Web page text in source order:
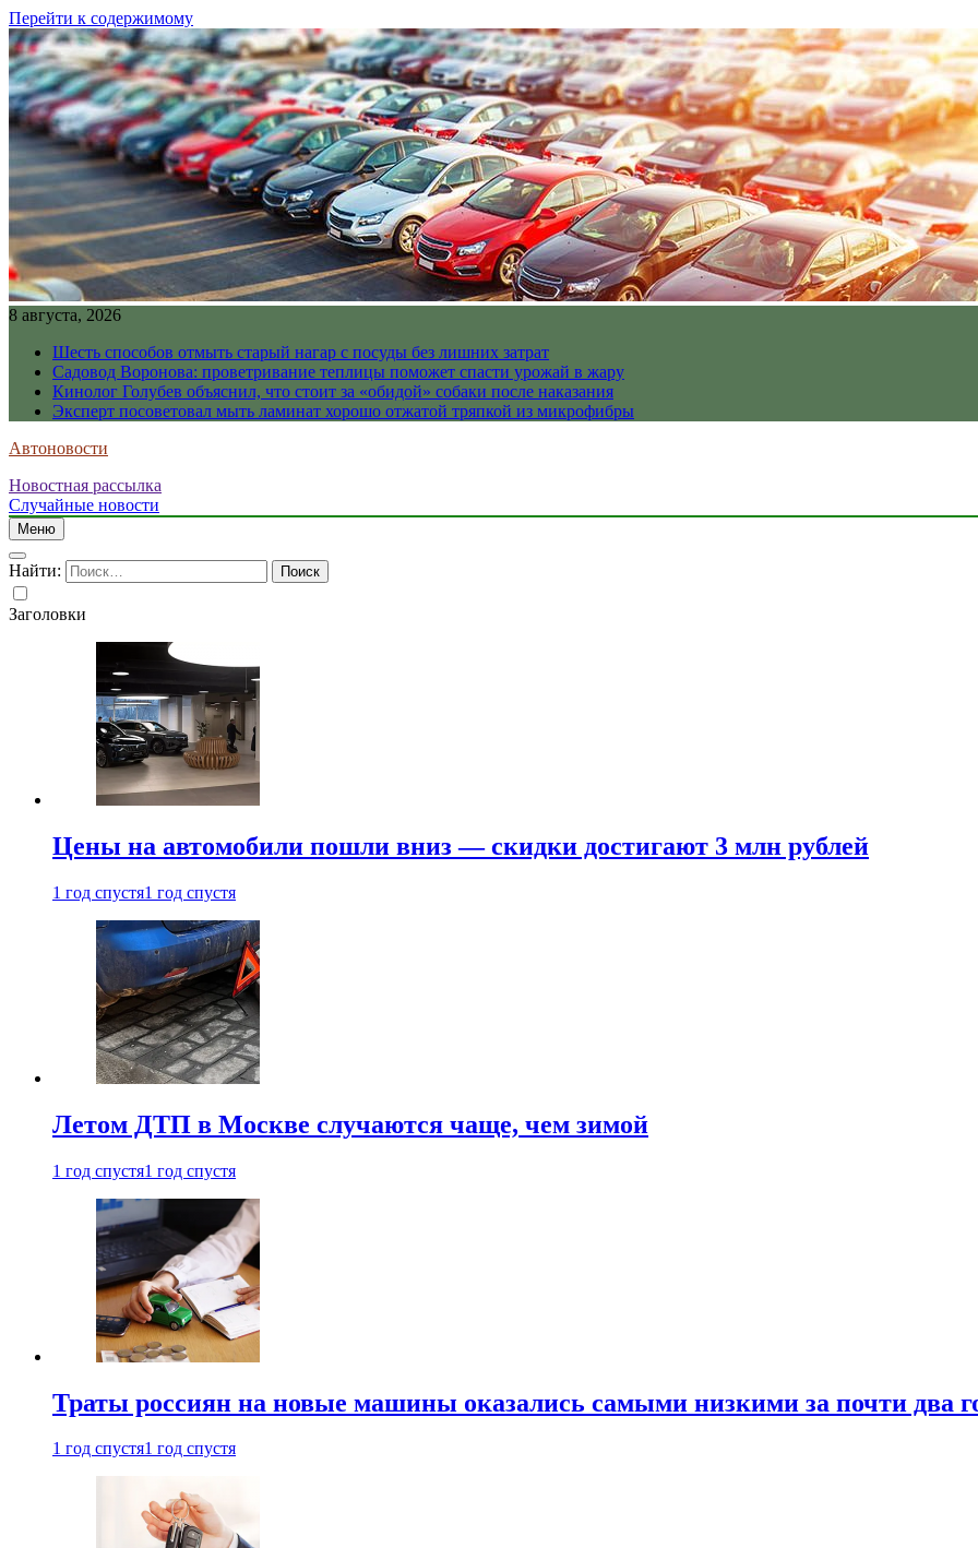
Перейти к содержимому
8 августа, 2026
Шесть способов отмыть старый нагар с посуды без лишних затрат
Садовод Воронова: проветривание теплицы поможет спасти урожай в жару
Кинолог Голубев объяснил, что стоит за «обидой» собаки после наказания
Эксперт посоветовал мыть ламинат хорошо отжатой тряпкой из микрофибры
Автоновости
Новостная рассылка
Случайные новости
Меню
Найти:
Заголовки
Цены на автомобили пошли вниз — скидки достигают 3 млн рублей
1 год спустя1 год спустя
Летом ДТП в Москве случаются чаще, чем зимой
1 год спустя1 год спустя
Траты россиян на новые машины оказались самыми низкими за почти два
1 год спустя1 год спустя